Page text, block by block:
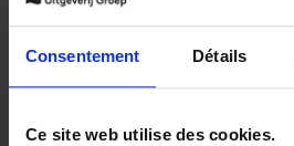
Consentement Détails
Ce site web utilise des cookies.